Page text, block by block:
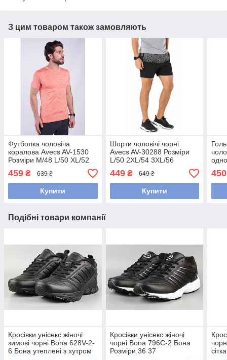
З цим товаром також замовляють
Футболка чоловіча
коралова Avecs AV-1530
Розміри М/48 L/50 XL/52
459 ₴ 639 ₴
Купити
Шорти чоловічі чорні
Avecs AV-30288 Розміри
L/50 2XL/54 3XL/56
449₴ 649 ₴
Купити
450
Подібні товари компанії
Кросівки унісекс жіночі
зимові чорні Bona 628V-2-
6 Бона утеплені з хутром
Кросівки унісекс жіночі
чорні Bona 796C-2 Бона
Розміри 36 37